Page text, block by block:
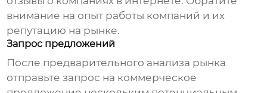
внимание на опыт работы компаний и их
репутацию на рынке.
Запрос предложений
После предварительного анализа рынка
отправьте запрос на коммерческое